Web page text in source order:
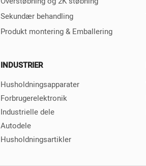
Sekundær behandling
Produkt montering & Emballering
INDUSTRIER
Husholdningsapparater
Forbrugerelektronik
Industrielle dele
Autodele
Husholdningsartikler